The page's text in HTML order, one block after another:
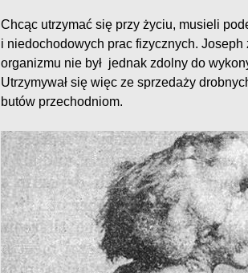
Chcąc utrzymać się przy życiu, musieli
i niedochodowych prac fizycznych.
organizmu nie był jednak zdolny do
Utrzymywał się więc ze sprzedaży
butów przechodniom.